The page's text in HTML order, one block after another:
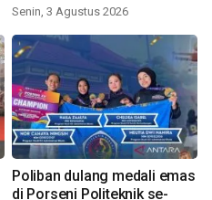
Senin, 3 Agustus 2026
Poliban dulang medali emas
di Porseni Politeknik se-